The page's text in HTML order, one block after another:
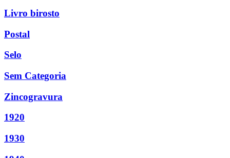
Livro birosto
Postal
Selo
Sem Categoria
Zincogravura
1920
1930